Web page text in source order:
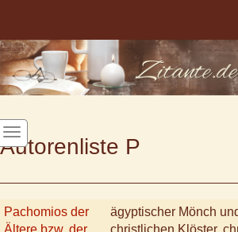
Autorenliste P
Pachomios der
Ältere bzw. der
ägyptischer Mönch
christlichen Klöster,